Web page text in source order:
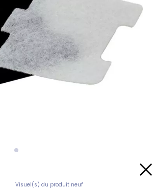
Visuel(s) du produit neuf